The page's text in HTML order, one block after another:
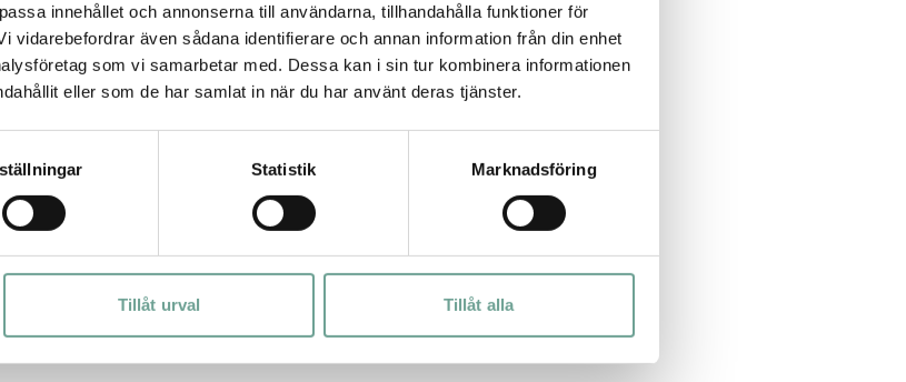
innehållet och annonserna till användarna, tillhandahålla funktioner för
vidarebefordrar även sådana identifierare och annan information från din enhet
som vi samarbetar med. Dessa kan i sin tur kombinera informationen
eller som de har samlat in när du har använt deras tjänster.
Statistik Marknadsföring
Tillåt urval Tillåt alla
talare på plats.
Hammarby Sjöstad
Business models, possibilities and